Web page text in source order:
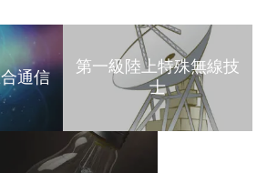
通信
第一級陸上特殊無線技
士